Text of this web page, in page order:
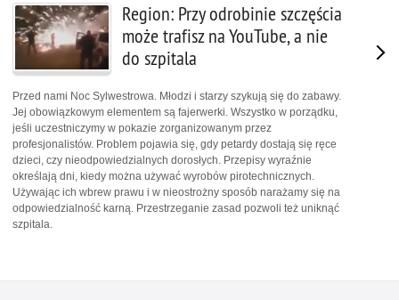
Region: Przy odrobinie szczęścia
może trafisz na YouTube, a nie
do szpitala
Przed nami Noc Sylwestrowa. Młodzi i starzy szykują się do zabawy.
Jej obowiązkowym elementem są fajerwerki. Wszystko w porządku,
jeśli uczestniczymy w pokazie zorganizowanym przez
profesjonalistów. Problem pojawia się, gdy petardy dostają się ręce
dzieci, czy nieodpowiedzialnych dorosłych. Przepisy wyraźnie
określają dni, kiedy można używać wyrobów pirotechnicznych.
Używając ich wbrew prawu i w nieostrożny sposób narażamy się na
odpowiedzialność karną. Przestrzeganie zasad pozwoli też uniknąć
szpitala.